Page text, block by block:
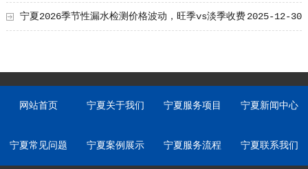
陷阱 2025-12-30
宁夏2026季节性漏水检测价格波动，旺季vs淡季收费
网站首页 宁夏关于我们 宁夏服务项目 宁夏新闻中心
宁夏常见问题 宁夏案例展示 宁夏服务流程 宁夏联系我们